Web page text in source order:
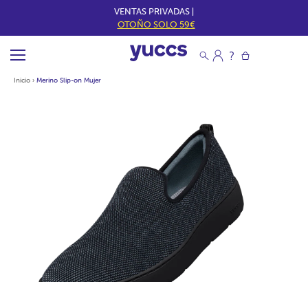
VENTAS PRIVADAS |
OTOÑO SOLO 59€
Inicio › Merino Slip-on Mujer